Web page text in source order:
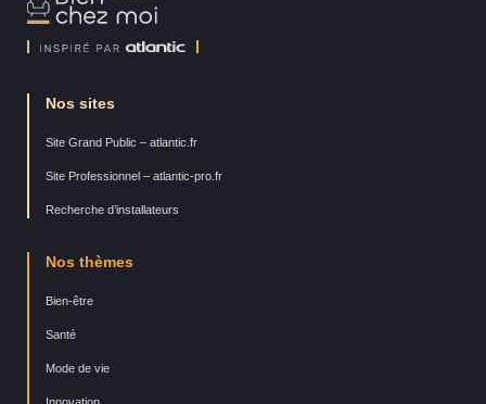
Chez
Nos sites
Site Grand Public – atlantic.fr
Site Professionnel – atlantic-pro.fr
Recherche d’installateurs
Nos thèmes
Bien-être
Santé
Mode de vie